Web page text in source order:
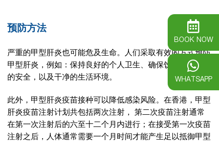
预防方法
严重的甲型肝炎也可能危及生命。人们采取有效的方式预防
甲型肝炎，例如：保持良好的个人卫生、确保饮用水和食物
的安全，以及干净的生活环境。
此外，甲型肝炎疫苗接种可以降低感染风险。在香港，甲型
肝炎疫苗注射计划共包括两次注射， 第二次疫苗注射通常
在第一次注射后的六至十二个月内进行；在接受第一次疫苗
注射之后，人体通常需要一个月时间才能产生足以抵御甲型
BOOK NOW
WHATSAPP